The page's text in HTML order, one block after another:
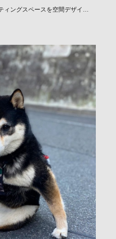
ィングスペースを空間デザイ…